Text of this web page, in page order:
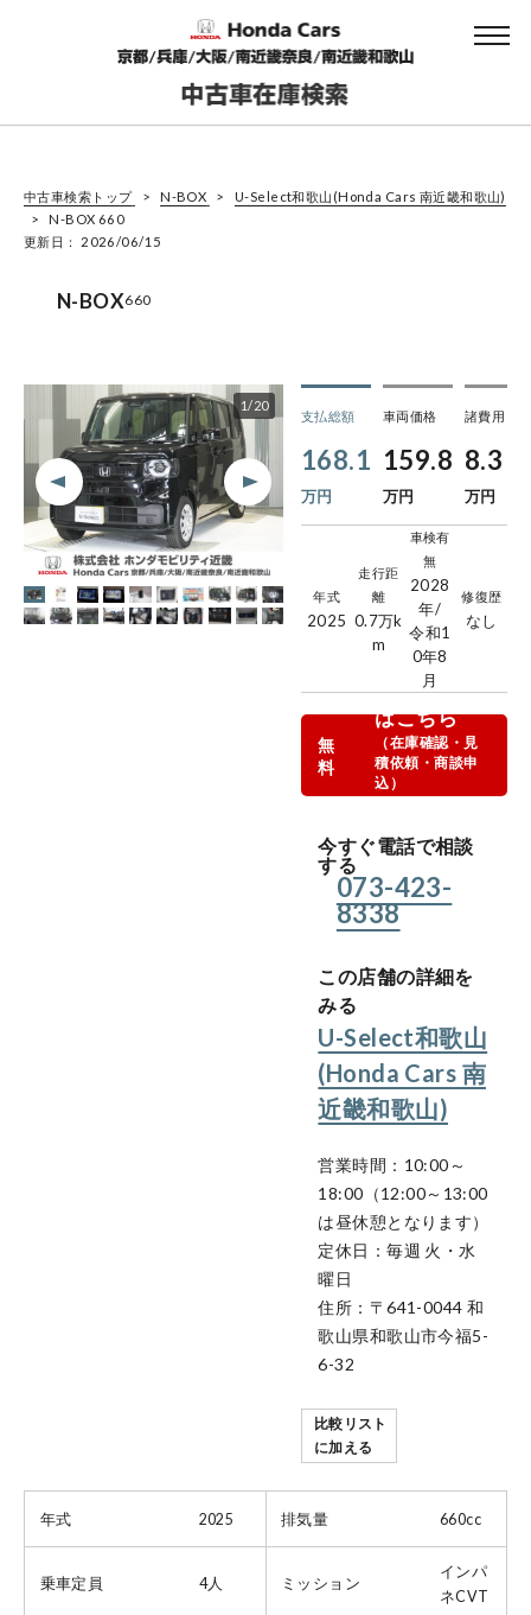
中古車検索トップ N-BOX
U-Select和歌山(Honda Cars 南近畿和歌山)
N-BOX 660
更新日： 2026/06/15
N-BOX660
1/20
支払総額
168.1
万円
車両価格
159.8
万円
諸費用
8.3
万円
年式
2025
走行距
離
0.7万k
m
車検有
無
2028
年/
令和1
0年8
月
修復歴
なし
無
料
商談お申込
はこちら
（在庫確認・見
積依頼・商談申
込）
今すぐ電話で相談
する
073-423-
8338
この店舗の詳細を
みる
U-Select和歌山
(Honda Cars 南
近畿和歌山)
営業時間：10:00～
18:00（12:00～13:00
は昼休憩となります）
定休日：毎週 火・水
曜日
住所：〒641-0044 和
歌山県和歌山市今福5-
6-32
比較リスト
に加える
年式 2025 排気量 660cc
乗車定員 4人 ミッション
インパ
ネCVT